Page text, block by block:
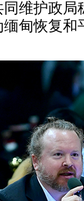
维护政局
甸恢复